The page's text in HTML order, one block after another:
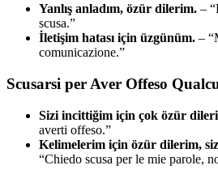
Yanlış anladım, özür dilerim. –
scusa.”
İletişim hatası için üzgünüm. –
comunicazione.”
Scusarsi per Aver Offeso
Sizi incittiğim için çok özür
averti offeso.”
Kelimelerim için özür dilerim,
“Chiedo scusa per le mie parole,